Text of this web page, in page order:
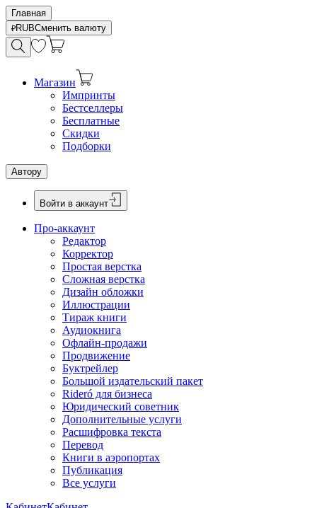
Главная
RUBСменить валюту
Магазин
Импринты
Бестселлеры
Бесплатные
Скидки
Подборки
Автору
Войти в аккаунт
Про-аккаунт
Редактор
Корректор
Простая верстка
Сложная верстка
Дизайн обложки
Иллюстрации
Тираж книги
Аудиокнига
Офлайн-продажи
Продвижение
Буктрейлер
Большой издательский пакет
Rideró для бизнеса
Юридический советник
Дополнительные услуги
Расшифровка текста
Перевод
Книги в аэропортах
Публикация
Все услуги